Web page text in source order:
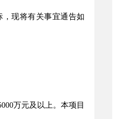
现将有关事宜通告如
万元及以上。本项目